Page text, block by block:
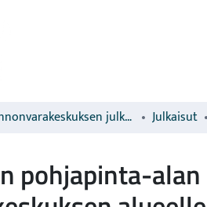
Luonnonvarakeskuksen julkaisut Julkaisut
pohjapinta-